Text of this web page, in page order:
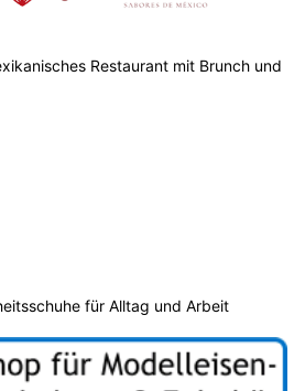
Restaurant mit Brunch und
für Alltag und Arbeit